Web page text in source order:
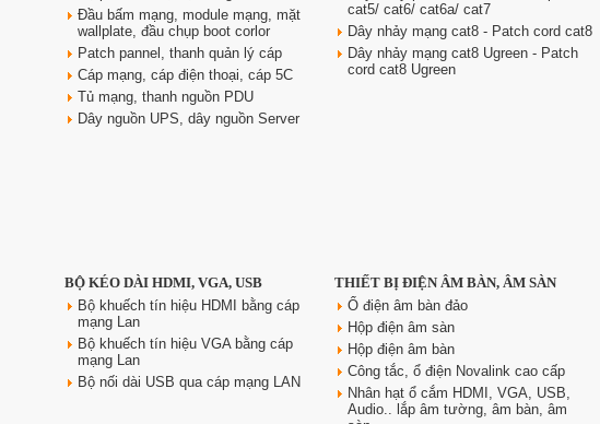
Dây nguồn C19 C20 dài 3m tiết
diện 3x2.5 mm2 dùng cho PDU
Giá: 370,000 VNĐ
Sinoamigo STP-1RB-3 | Trụ kéo
tiện dụng, có USB sạc nhanh
Giá: 2,300,000 VNĐ
Đầu bấm mạng, module mạng, mặt
wallplate, đầu chụp boot corlor
Patch pannel, thanh quản lý cáp
Cáp mạng, cáp điện thoại, cáp 5C
Tủ mạng, thanh nguồn PDU
Dây nguồn UPS, dây nguồn Server
cat5/ cat6/ cat6a/ cat7
Dây nhảy mạng cat8 - Patch cord cat8
Dây nhảy mạng cat8 Ugreen - Patch
cord cat8 Ugreen
BỘ KÉO DÀI HDMI, VGA, USB
Bộ khuếch tín hiệu HDMI bằng cáp
mạng Lan
Bộ khuếch tín hiệu VGA bằng cáp
mạng Lan
Bộ nối dài USB qua cáp mạng LAN
THIẾT BỊ ĐIỆN ÂM BÀN, ÂM SÀN
Ổ điện âm bàn đảo
Hộp điện âm sàn
Hộp điện âm bàn
Công tắc, ổ điện Novalink cao cấp
Nhân hạt ổ cắm HDMI, VGA, USB,
Audio.. lắp âm tường, âm bàn, âm